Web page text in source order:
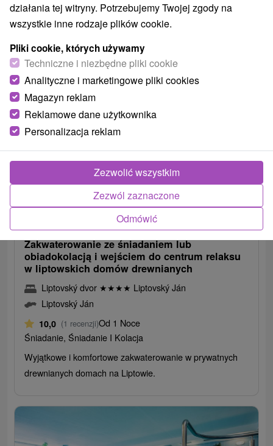
Liptovský Ján(3)
NAJTAŃSZE NAJDROŻSZE
od340,37zł
Zakwaterowanie ze śniadaniem lub
obiadokolacją i wejściem do centrum relaksu
w liptowskich domów drewnianych
Liptovský dvor ★★★★ Liptovský Ján
Liptovský Ján
10,0 (1 recenzji)Od 1 Noce
Śniadanie, Śniadanie I Kolacja
Wyjątkowe i komfortowe zakwaterowanie w prywatnych
drewnianych domach na Liptowie.
działania tej witryny. Potrzebujemy Twojej zgody na
wszystkie inne rodzaje plików cookie.
Pliki cookie, których używamy
Techniczne i niezbędne pliki cookie
Analityczne i marketingowe pliki cookies
Magazyn reklam
Reklamowe dane użytkownika
Personalizacja reklam
Odmówić
Zezwól zaznaczone
Zezwolić wszystkim